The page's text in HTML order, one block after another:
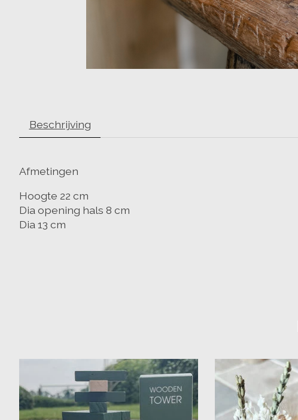
Beschrijving
Afmetingen
Hoogte 22 cm
Dia opening hals 8 cm
Dia 13 cm
Items van productcarrousel